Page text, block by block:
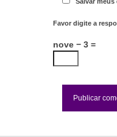
Favor digite a
nove − 3 =